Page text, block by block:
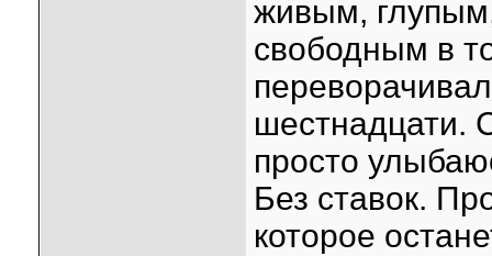
живым,
свободным в
шестнадцати.
просто
Без ставок.
которое